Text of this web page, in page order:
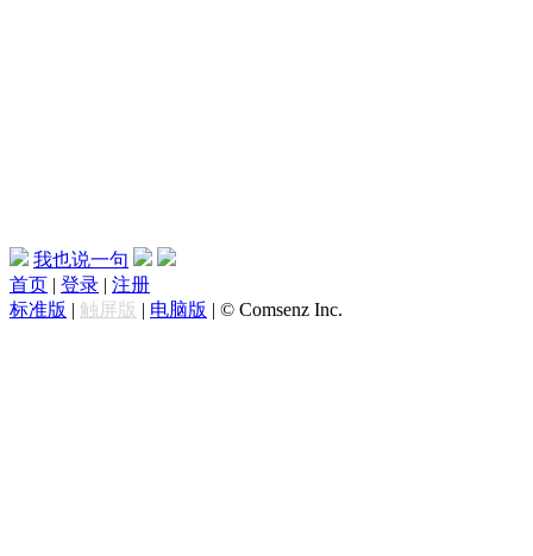
我也说一句
首页 | 登录 | 注册
标准版 | 触屏版 | 电脑版 | © Comsenz Inc.